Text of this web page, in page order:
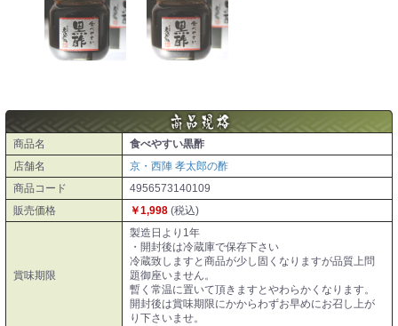
商品名
食べやすい黒酢
店舗名
京・西陣 孝太郎の酢
商品コード
4956573140109
販売価格
￥1,998 (税込)
賞味期限
製造日より1年
・開封後は冷蔵庫で保存下さい
冷蔵致しますと商品が少し固くなりますが品質上問
題御座いません。
暫く常温に置いて頂きますとやわらかくなります。
開封後は賞味期限にかからわずお早めにお召し上が
り下さいませ。